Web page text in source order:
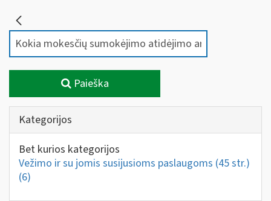
Paieška
Kategorijos
Bet kurios kategorijos
Vežimo ir su jomis susijusioms paslaugoms (45 str.)
(6)